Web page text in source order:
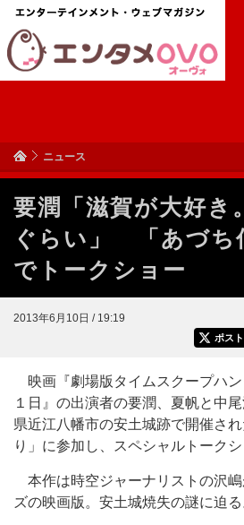
ニュース
要潤「滋賀が大好き
ぐらい」 「あづち
でトークショー
2013年6月10日 / 19:19
ポスト
映画『劇場版タイムスクープハ
１日』の出演者の要潤、夏帆と中
県近江八幡市の安土城跡で開催さ
り」に参加し、スペシャルトークシ
本作は時空ジャーナリストの沢
ズの映画版。安土城焼失の謎に迫る